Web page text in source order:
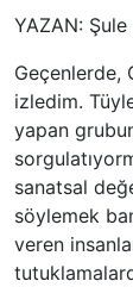
YAZAN: Şule
Geçenlerde,
izledim.
yapan
sanatsal
söylemek
veren